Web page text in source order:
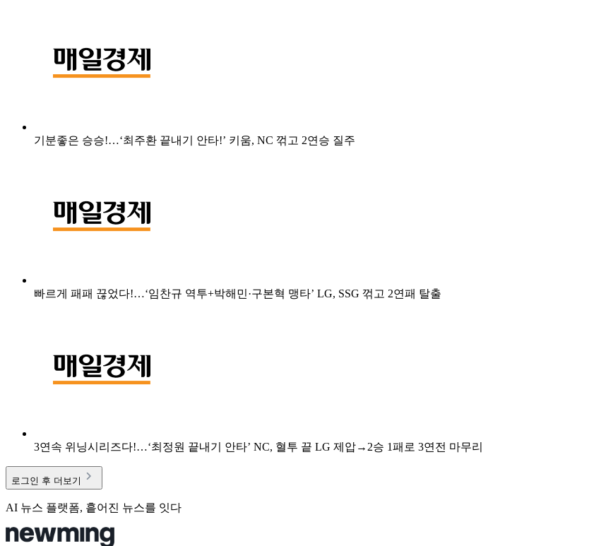
기분좋은 승승!…‘최주환 끝내기 안타!’ 키움, NC 꺾고 2연승 질주
빠르게 패패 끊었다!…‘임찬규 역투+박해민·구본혁 맹타’ LG, SSG 꺾고 2연패 탈출
3연속 위닝시리즈다!…‘최정원 끝내기 안타’ NC, 혈투 끝 LG 제압→2승 1패로 3연전 마무리
로그인 후 더보기
AI 뉴스 플랫폼, 흩어진 뉴스를 잇다